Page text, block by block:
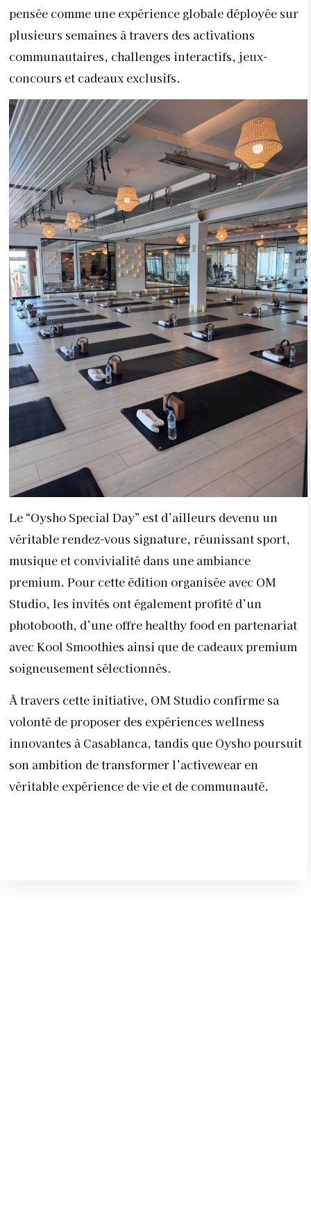
pensée comme une expérience globale déployée sur
plusieurs semaines à travers des activations
communautaires, challenges interactifs, jeux-
concours et cadeaux exclusifs.
Le “Oysho Special Day” est d’ailleurs devenu un
véritable rendez-vous signature, réunissant sport,
musique et convivialité dans une ambiance
premium. Pour cette édition organisée avec OM
Studio, les invités ont également profité d’un
photobooth, d’une offre healthy food en partenariat
avecKool Smoothies ainsi que de cadeaux premium
soigneusement sélectionnés.
À travers cette initiative, OM Studio confirme sa
volonté de proposer des expériences wellness
innovantes à Casablanca, tandis que Oyshopoursuit
son ambition de transformer l’activewear en
véritable expérience de vie et de communauté.